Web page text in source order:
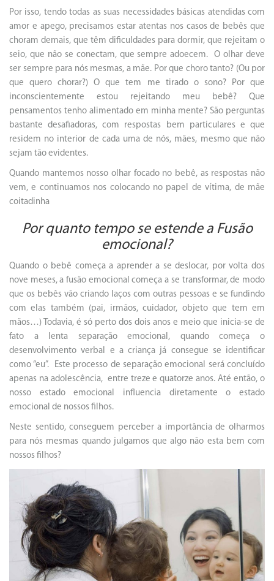
Por isso, tendo todas as suas necessidades básicas atendidas com
amor e apego, precisamos estar atentas nos casos de bebês que
choram demais, que têm dificuldades para dormir, que rejeitam o
seio, que não se conectam, que sempre adoecem. O olhar deve
ser sempre para nós mesmas, a mãe. Por que choro tanto? (Ou por
que quero chorar?) O que tem me tirado o sono? Por que
inconscientemente estou rejeitando meu bebê? Que
pensamentos tenho alimentado em minha mente? São perguntas
bastante desafiadoras, com respostas bem particulares e que
residem no interior de cada uma de nós, mães, mesmo que não
sejam tão evidentes.
Quando mantemos nosso olhar focado no bebê, as respostas não
vem, e continuamos nos colocando no papel de vítima, de mãe
coitadinha
Por quanto tempo se estende a Fusão
emocional?
Quando o bebê começa a aprender a se deslocar, por volta dos
nove meses, a fusão emocional começa a se transformar, de modo
que os bebês vão criando laços com outras pessoas e se fundindo
com elas também (pai, irmãos, cuidador, objeto que tem em
mãos…) Todavia, é só perto dos dois anos e meio que inicia-se de
fato a lenta separação emocional, quando começa o
desenvolvimento verbal e a criança já consegue se identificar
como “eu”. Este processo de separação emocional será concluído
apenas na adolescência, entre treze e quatorze anos. Até então, o
nosso estado emocional influencia diretamente o estado
emocional de nossos filhos.
Neste sentido, conseguem perceber a importância de olharmos
para nós mesmas quando julgamos que algo não esta bem com
nossos filhos?